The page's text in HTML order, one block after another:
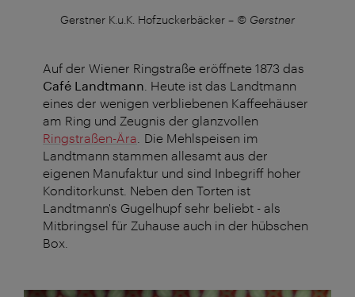
Gerstner K.u.K. Hofzuckerbäcker– © Gerstner
Auf der Wiener Ringstraße eröffnete 1873 das
Café Landtmann . Heute ist das Landtmann
eines der wenigen verbliebenen Kaffeehäuser
am Ring und Zeugnis der glanzvollen
Ringstraßen-Ära . Die Mehlspeisen im
Landtmann stammen allesamt aus der
eigenen Manufaktur und sind Inbegriff hoher
Konditorkunst. Neben den Torten ist
Landtmann's Gugelhupf sehr beliebt - als
Mitbringsel für Zuhause auch in der hübschen
Box.